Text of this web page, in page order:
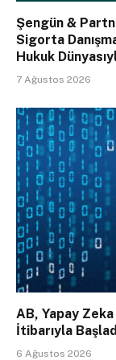
Şengün &
Sigorta
Hukuk
7 Ağustos 2026
AB, Yapay Zeka
İtibarıyla
6 Ağustos 2026